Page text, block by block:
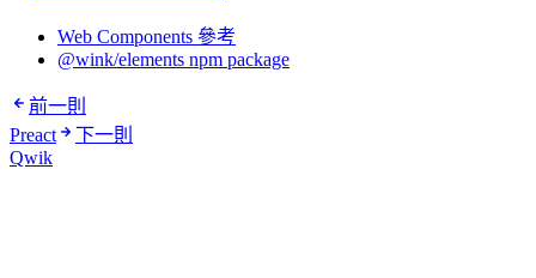
Web Components 參考
@wink/elements npm package
前一則
Preact
下一則
Qwik